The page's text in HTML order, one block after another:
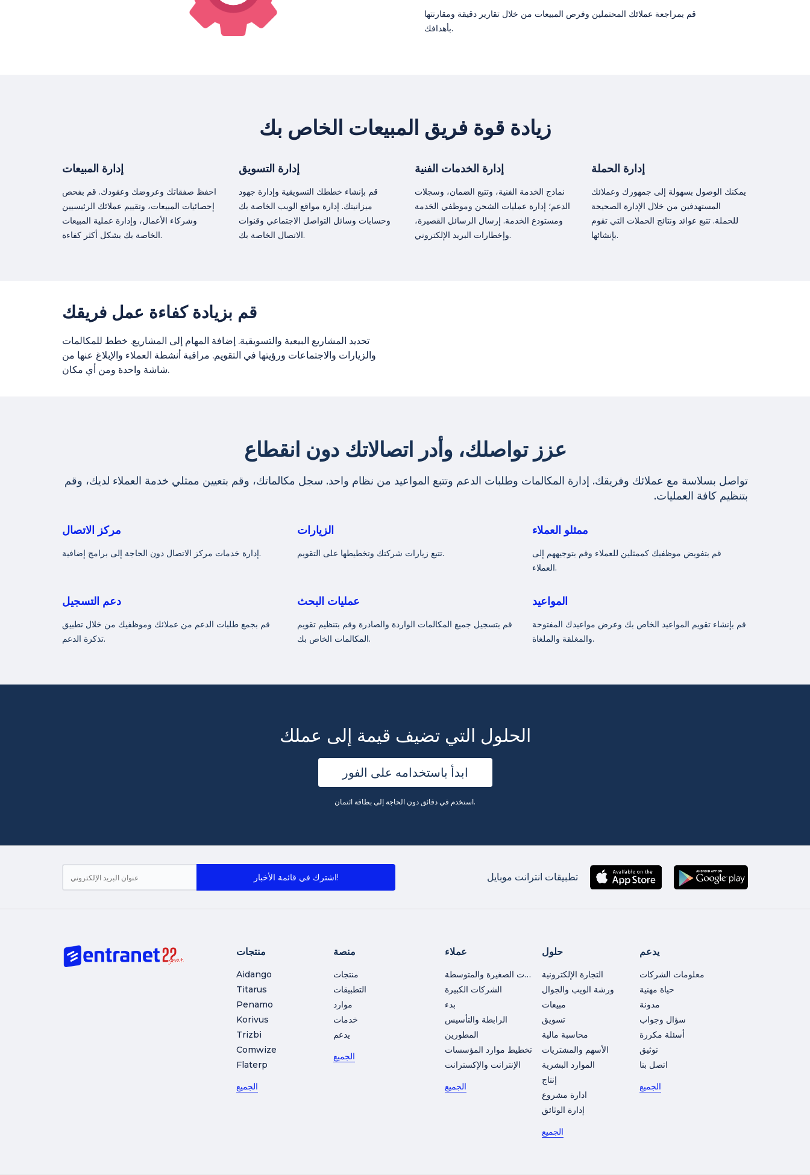
قم بمراجعة عملائك المحتملين وفرص المبيعات من خلال تقارير دقيقة ومقارنتها
بأهدافك.
زيادة قوة فريق المبيعات الخاص بك
إدارة المبيعات
احفظ صفقاتك وعروضك وعقودك. قم بفحص
إحصائيات المبيعات، وتقييم عملائك الرئيسيين
وشركاء الأعمال، وإدارة عملية المبيعات
الخاصة بك بشكل أكثر كفاءة.
إدارة التسويق
قم بإنشاء خططك التسويقية وإدارة جهود
ميزانيتك. إدارة مواقع الويب الخاصة بك
وحسابات وسائل التواصل الاجتماعي وقنوات
الاتصال الخاصة بك.
إدارة الخدمات الفنية
نماذج الخدمة الفنية، وتتبع الضمان، وسجلات
الدعم؛ إدارة عمليات الشحن وموظفي الخدمة
ومستودع الخدمة. إرسال الرسائل القصيرة،
وإخطارات البريد الإلكتروني.
إدارة الحملة
يمكنك الوصول بسهولة إلى جمهورك وعملائك
المستهدفين من خلال الإدارة الصحيحة
للحملة. تتبع عوائد ونتائج الحملات التي تقوم
بإنشائها.
قم بزيادة كفاءة عمل فريقك
تحديد المشاريع البيعية والتسويقية. إضافة المهام إلى المشاريع. خطط للمكالمات
والزيارات والاجتماعات ورؤيتها في التقويم. مراقبة أنشطة العملاء والإبلاغ عنها من
شاشة واحدة ومن أي مكان.
عزز تواصلك، وأدر اتصالاتك دون انقطاع
تواصل بسلاسة مع عملائك وفريقك. إدارة المكالمات وطلبات الدعم وتتبع المواعيد من نظام واحد. سجل مكالماتك، وقم بتعيين ممثلي خدمة العملاء لديك، وقم
بتنظيم كافة العمليات.
مركز الاتصال
إدارة خدمات مركز الاتصال دون الحاجة إلى برامج إضافية.
الزيارات
تتبع زيارات شركتك وتخطيطها على التقويم.
ممثلو العملاء
قم بتفويض موظفيك كممثلين للعملاء وقم بتوجيههم إلى
العملاء.
دعم التسجيل
قم بجمع طلبات الدعم من عملائك وموظفيك من خلال تطبيق
تذكرة الدعم.
عمليات البحث
قم بتسجيل جميع المكالمات الواردة والصادرة وقم بتنظيم تقويم
المكالمات الخاص بك.
المواعيد
قم بإنشاء تقويم المواعيد الخاص بك وعرض مواعيدك المفتوحة
والمغلقة والملغاة.
الحلول التي تضيف قيمة إلى عملك
ابدأ باستخدامه على الفور
استخدم في دقائق دون الحاجة إلى بطاقة ائتمان.
اشترك في قائمة الأخبار! تطبيقات انترانت موبايل
منتجات
Aidango
Titarus
Penamo
Korivus
Trizbi
Comwize
Flaterp
الجميع
منصة
منتجات
التطبيقات
موارد
خدمات
يدعم
الجميع
عملاء
الشركات الصغيرة والمتوسطة
الشركات الكبيرة
بدء
الرابطة والتأسيس
المطورين
تخطيط موارد المؤسسات
الإنترانت والإكسترانت
الجميع
حلول
التجارة الإلكترونية
ورشة الويب والجوال
مبيعات
تسويق
محاسبة مالية
الأسهم والمشتريات
الموارد البشرية
إنتاج
ادارة مشروع
إدارة الوثائق
الجميع
يدعم
معلومات الشركات
حياة مهنية
مدونة
سؤال وجواب
أسئلة مكررة
توثيق
اتصل بنا
الجميع